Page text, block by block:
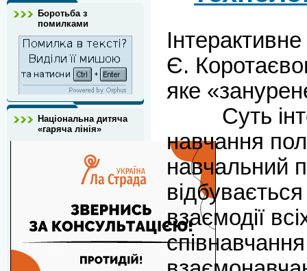
Боротьба з
помилками
Національна дитяча
«гаряча лінія»
Є.
яке
Суть
навчання
навчальний
взаємодії